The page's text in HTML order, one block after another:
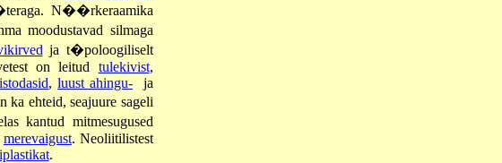
N��rkeraamika
moodustavad silmaga
ja t�poloogiliselt
on leitud tulekivist,
,luust ahingu-ja
ka ehteid, seajuure sageli
kantud mitmesugused
merevaigust. Neoliitilistest
.